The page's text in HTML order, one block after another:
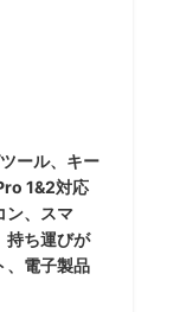
ール、キー
1&2対応
ン、スマ
持ち運びが
、電子製品